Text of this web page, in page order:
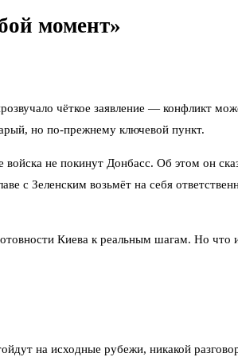
момент»
чёткое заявление — конфликт
но по‑прежнему ключевой пункт.
не покинут Донбасс. Об этом он
с Зеленским возьмёт на себя
Киева к реальным шагам. Но что
на исходные рубежи, никакой